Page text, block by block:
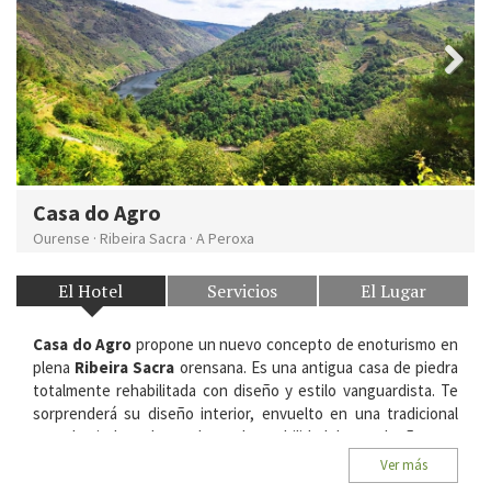
Next
Casa do Agro
Ourense · Ribeira Sacra · A Peroxa
El Hotel Servicios El Lugar
Casa do Agro propone un nuevo concepto de enoturismo en
plena Ribeira Sacra orensana. Es una antigua casa de piedra
totalmente rehabilitada con diseño y estilo vanguardista. Te
sorprenderá su diseño interior, envuelto en una tradicional
casa de piedra, aderezado con la amabilidad de sus dueños.
A Peroxa, 68. 32150, Ourense. Ribeira Sacra,
Ver más